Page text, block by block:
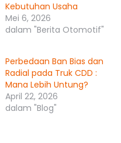
Kebutuhan Usaha
Mei 6, 2026
dalam "Berita Otomotif"
Perbedaan Ban Bias dan
Radial pada Truk CDD :
Mana Lebih Untung?
April 22, 2026
dalam "Blog"